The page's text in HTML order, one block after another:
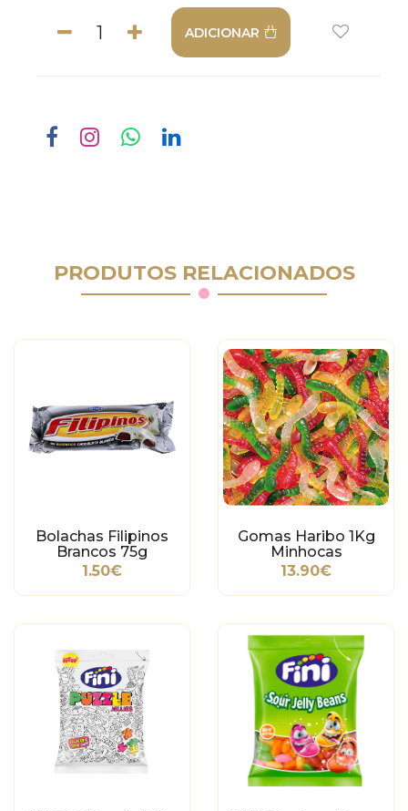
ADICIONAR
PRODUTOS RELACIONADOS
Bolachas Filipinos
Brancos 75g
1.50€
Gomas Haribo 1Kg
Minhocas
13.90€